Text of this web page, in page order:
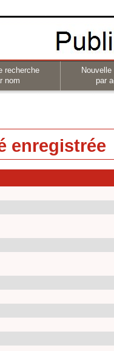
recherche
nom
par
enregistrée